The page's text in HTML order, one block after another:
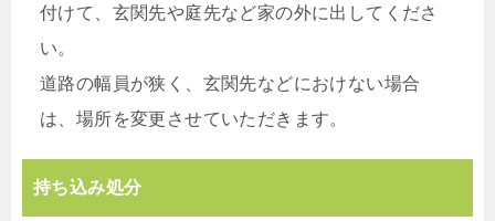
付けて、玄関先や庭先など家の外に出してくださ
い。
道路の幅員が狭く、玄関先などにおけない場合
は、場所を変更させていただきます。
持ち込み処分